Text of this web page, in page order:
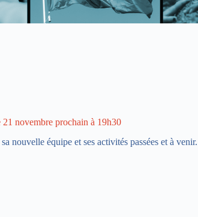
novembre prochain à 19h30
nouvelle équipe et ses activités passées et à venir.